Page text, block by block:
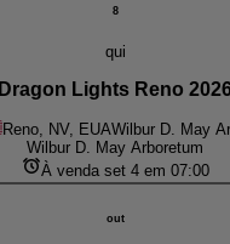
8
qui
Dragon Lights Reno
Reno, NV, EUAWilbur D. May
Wilbur D. May Arboretum
À venda set 4 em 07:00
out